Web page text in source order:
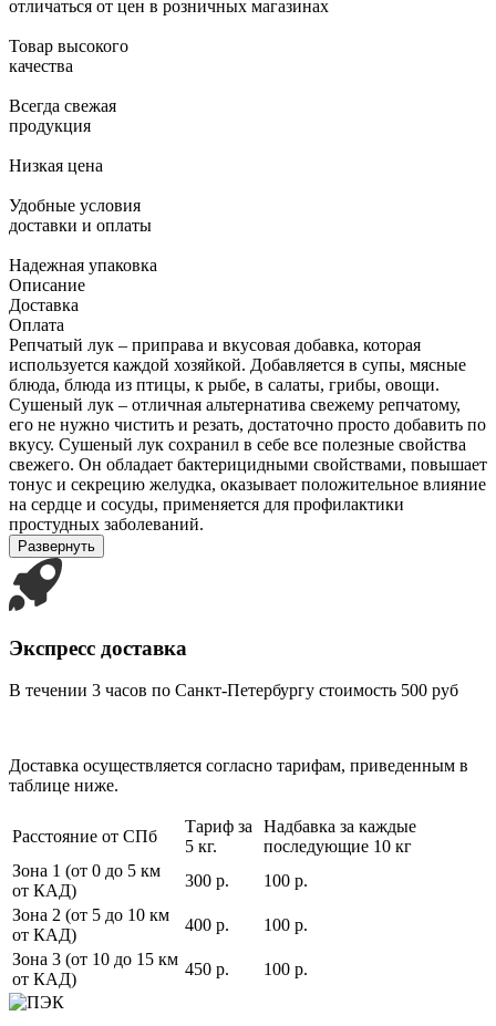
отличаться от цен в розничных магазинах
Товар высокого
качества
Всегда свежая
продукция
Низкая цена
Удобные условия
доставки и оплаты
Надежная упаковка
Описание
Доставка
Оплата
Репчатый лук – приправа и вкусовая добавка, которая
используется каждой хозяйкой. Добавляется в супы, мясные
блюда, блюда из птицы, к рыбе, в салаты, грибы, овощи.
Сушеный лук – отличная альтернатива свежему репчатому,
его не нужно чистить и резать, достаточно просто добавить по
вкусу. Сушеный лук сохранил в себе все полезные свойства
свежего. Он обладает бактерицидными свойствами, повышает
тонус и секрецию желудка, оказывает положительное влияние
на сердце и сосуды, применяется для профилактики
простудных заболеваний.
Развернуть
Экспресс доставка
В течении 3 часов по Санкт-Петербургу стоимость 500 руб
Доставка осуществляется согласно тарифам, приведенным в
таблице ниже.
Расстояние от СПб
Тариф за
5 кг.
Надбавка за каждые
последующие 10 кг
Зона 1 (от 0 до 5 км
от КАД)
300 р.
100 р.
Зона 2 (от 5 до 10 км
от КАД)
400 р.
100 р.
Зона 3 (от 10 до 15 км
от КАД)
450 р. 100 р.